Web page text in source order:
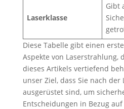
Laserklasse
Gibt
Diese Tabelle gibt einen
Aspekte von Laserstrahlung,
dieses Artikels vertiefend
unser Ziel, dass Sie nach der
ausgerüstet sind, um
Entscheidungen in Bezug